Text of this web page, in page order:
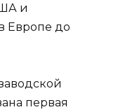
и
Европе до
первая